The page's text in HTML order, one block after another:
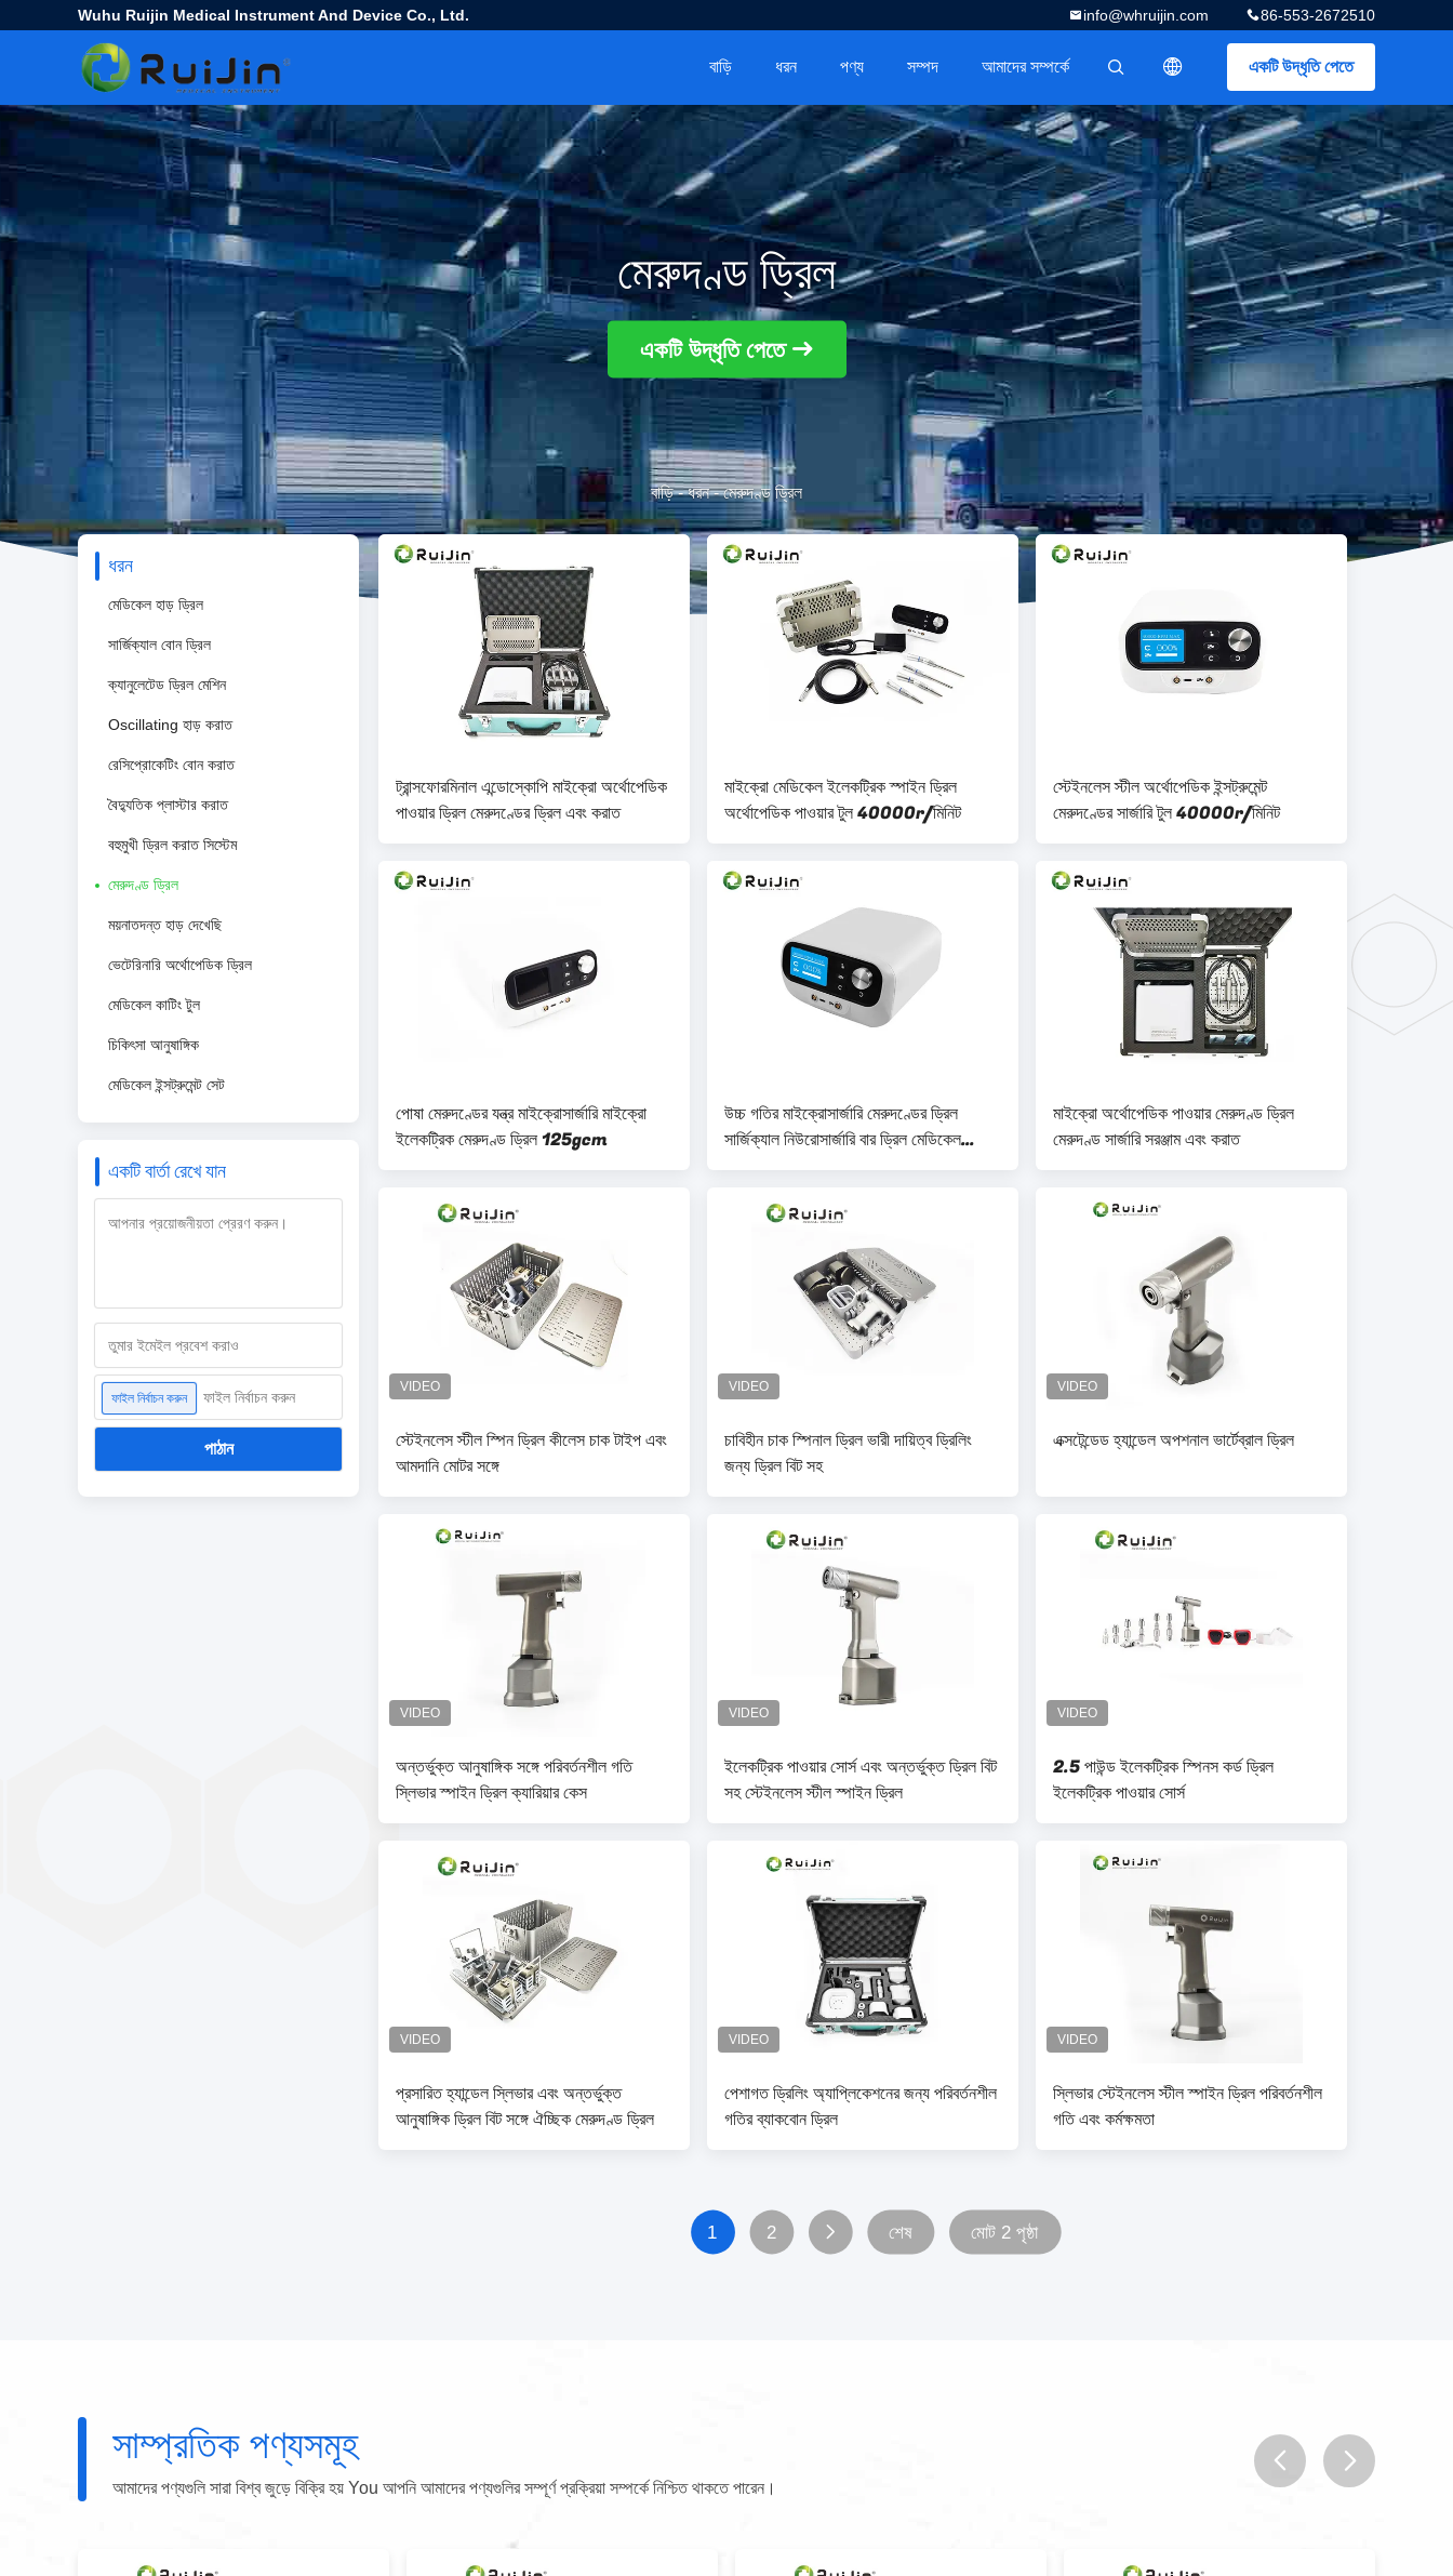
Wuhu Ruijin Medical Instrument And Device Co., Ltd. 86-553-2672510
info@whruijin.com
একটি উদ্ধৃতি পেতে
描述
বাড়ি ধরন পণ্য সম্পদ আমাদের সম্পর্কে
মেরুদণ্ড ড্রিল
একটি উদ্ধৃতি পেতে
বাড়ি-ধরন-মেরুদণ্ড ড্রিল
ধরন
মেডিকেল হাড় ড্রিল
সার্জিক্যাল বোন ড্রিল
ক্যানুলেটেড ড্রিল মেশিন
Oscillating হাড় করাত
রেসিপ্রোকেটিং বোন করাত
বৈদ্যুতিক প্লাস্টার করাত
বহুমুখী ড্রিল করাত সিস্টেম
মেরুদণ্ড ড্রিল
ময়নাতদন্ত হাড় দেখেছি
ভেটেরিনারি অর্থোপেডিক ড্রিল
মেডিকেল কাটিং টুল
চিকিৎসা আনুষাঙ্গিক
মেডিকেল ইন্সট্রুমেন্ট সেট
একটি বার্তা রেখে যান
ফাইল নির্বাচন করুন ফাইল নির্বাচন করুন
পাঠান
ট্রান্সফোরমিনাল এন্ডোস্কোপি মাইক্রো অর্থোপেডিক
পাওয়ার ড্রিল মেরুদণ্ডের ড্রিল এবং করাত
মাইক্রো মেডিকেল ইলেকট্রিক স্পাইন ড্রিল
অর্থোপেডিক পাওয়ার টুল 40000r/মিনিট
স্টেইনলেস স্টীল অর্থোপেডিক ইন্সট্রুমেন্ট
মেরুদণ্ডের সার্জারি টুল 40000r/মিনিট
পোষা মেরুদণ্ডের যন্ত্র মাইক্রোসার্জারি মাইক্রো
ইলেকট্রিক মেরুদণ্ড ড্রিল 125gcm
উচ্চ গতির মাইক্রোসার্জারি মেরুদণ্ডের ড্রিল
সার্জিক্যাল নিউরোসার্জারি বার ড্রিল মেডিকেল
স্লাইভার
মাইক্রো অর্থোপেডিক পাওয়ার মেরুদণ্ড ড্রিল
মেরুদণ্ড সার্জারি সরঞ্জাম এবং করাত
স্টেইনলেস স্টীল স্পিন ড্রিল কীলেস চাক টাইপ এবং
আমদানি মোটর সঙ্গে
চাবিহীন চাক স্পিনাল ড্রিল ভারী দায়িত্ব ড্রিলিং
জন্য ড্রিল বিট সহ
এক্সটেন্ডেড হ্যান্ডেল অপশনাল ভার্টেব্রাল ড্রিল
অন্তর্ভুক্ত আনুষাঙ্গিক সঙ্গে পরিবর্তনশীল গতি
স্লিভার স্পাইন ড্রিল ক্যারিয়ার কেস
ইলেকট্রিক পাওয়ার সোর্স এবং অন্তর্ভুক্ত ড্রিল বিট
সহ স্টেইনলেস স্টীল স্পাইন ড্রিল
2.5 পাউন্ড ইলেকট্রিক স্পিনস কর্ড ড্রিল
ইলেকট্রিক পাওয়ার সোর্স
প্রসারিত হ্যান্ডেল স্লিভার এবং অন্তর্ভুক্ত
আনুষাঙ্গিক ড্রিল বিট সঙ্গে ঐচ্ছিক মেরুদণ্ড ড্রিল
পেশাগত ড্রিলিং অ্যাপ্লিকেশনের জন্য পরিবর্তনশীল
গতির ব্যাকবোন ড্রিল
স্লিভার স্টেইনলেস স্টীল স্পাইন ড্রিল পরিবর্তনশীল
গতি এবং কর্মক্ষমতা
1 2 শেষ মোট 2 পৃষ্ঠা
সাম্প্রতিক পণ্যসমূহ
আমাদের পণ্যগুলি সারা বিশ্ব জুড়ে বিক্রি হয় You আপনি আমাদের পণ্যগুলির সম্পূর্ণ প্রক্রিয়া সম্পর্কে নিশ্চিত থাকতে পারেন।